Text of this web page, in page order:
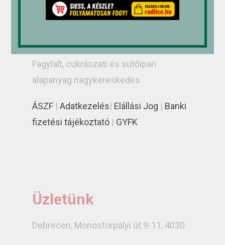
RÁDI-ICE Kereskedelmi és Szolgáltató
Fagylalt, cukrászati és sütőipari
alapanyag nagykereskedés
ÁSZF | Adatkezelés| Elállási Jog | Banki
fizetési tájékoztató | GYFK
Üzletünk
Debrecen, Monostorpályi út 9-11, 4030